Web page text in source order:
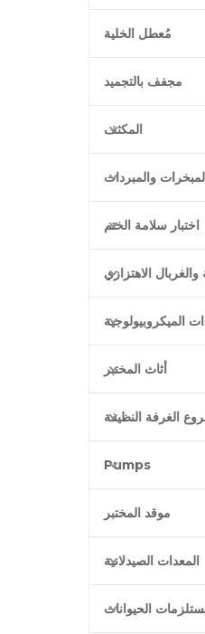
مُعطل الخلية
مجفف بالتجميد
المكثف
والمبردات
اختبار سلامة الختم
الاهتزازي
الميكروبيولوجية
أثاث المختبر
الغرفة النظيفة
Pumps
موقد المختبر
المعدات الصيدلانية
الحيوانات